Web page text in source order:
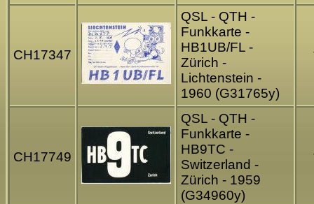
CH17347
QSL - QTH -
Funkkarte -
HB1UB/FL -
Zürich -
Lichtenstein -
1960 (G31765y)
CH17749
QSL - QTH -
Funkkarte -
HB9TC -
Switzerland -
Zürich - 1959
(G34960y)